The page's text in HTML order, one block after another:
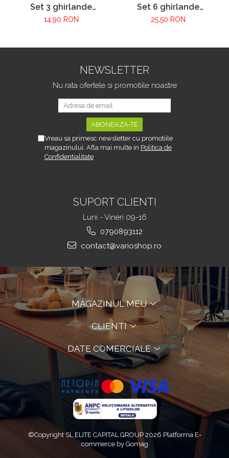
Set 3 ghirlande
decorative VarioShop®,
Lungime 6.3 m, Inaltime
Usor de Fixat, Plastic,
14,90 RON
Set 6 ghirlande
decorative VarioShop®,
Lungime 12.6m,
Interior/Exterior, Usor
de Fixat, Plastic, Verde
25,50 RON
NEWSLETTER
Nu rata ofertele si promotiile noastre
Vreau sa primesc newsletter cu promotiile
magazinului. Afla mai multe in Politica de
Confidentialitate
SUPORT CLIENTI
Luni - Vineri 09-16
0790893112
contact@varioshop.ro
MAGAZINUL MEU
CLIENTI
DATE COMERCIALE
©Copyright SL ELITE CAPITAL GROUP 2026 Platforma E-
commerce by Gomag